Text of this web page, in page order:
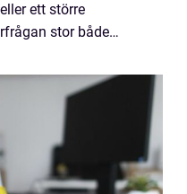
ett större
stor både
omfa...